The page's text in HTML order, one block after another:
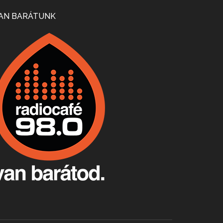
Apr 24, 2026 • 00:38:10
Villány, kékfrankos, Jackfall
Apr 17, 2026 • 00:35:38
Apr 9, 2026 • 00:37:17
BARÁTUNK